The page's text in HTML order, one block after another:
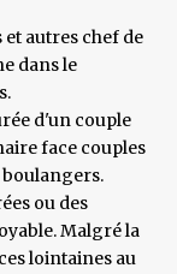
autres chef de
dans le
d'un couple
face couples
ou des
Malgré la
lointaines au